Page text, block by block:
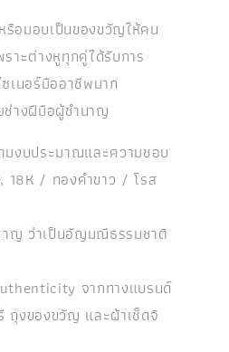
อมอบเป็นของขวัญให้คน
าะต่างหูทุกคู่ได้รับการ
เนอร์มืออาชีพมาก
างฝีมือผู้ชำนาญ
มงบประมาณและความชอบ
18K / ทองคำขาว / โรส
ญ ว่าเป็นอัญมณีธรรมชาติ
จากทางแบรนด์
ถุงของขวัญ และผ้าเช็ดจิ